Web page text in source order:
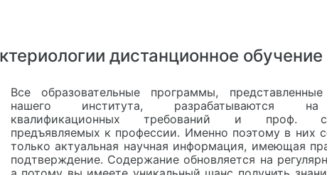
дистанционное обучение
Все образовательные программы,
нашего института, разрабатываются
квалификационных требований и проф.
предъявляемых к профессии. Именно поэтому в них
только актуальная научная информация, имеющая
подтверждение. Содержание обновляется на